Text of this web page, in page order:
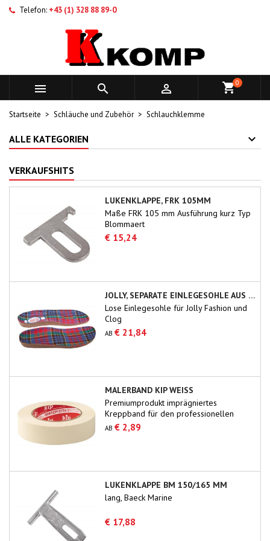
Telefon: +43 (1) 328 88 89-0
   0
Startseite Schläuche und Zubehör Schlauchklemme
ALLE KATEGORIEN
VERKAUFSHITS
LUKENKLAPPE, FRK 105MM
Maße FRK 105 mm Ausführung kurz Typ
Blommaert
€ 15,24
JOLLY, SEPARATE EINLEGESOHLE AUS KORK
Lose Einlegesohle für Jolly Fashion und
Clog
AB € 21,84
MALERBAND KIP WEISS
Premiumprodukt imprägniertes
Kreppband für den professionellen
Gebrauch.
AB € 2,89
LUKENKLAPPE BM 150/165 MM
lang, Baeck Marine
€ 17,88